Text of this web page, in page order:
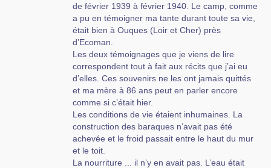
de février 1939 à février 1940. Le camp, comme
a pu en témoigner ma tante durant toute sa vie,
était bien à Ouques (Loir et Cher) près
d’Ecoman.
Les deux témoignages que je viens de lire
correspondent tout à fait aux récits que j’ai eu
d’elles. Ces souvenirs ne les ont jamais quittés
et ma mère à 86 ans peut en parler encore
comme si c’était hier.
Les conditions de vie étaient inhumaines. La
construction des baraques n’avait pas été
achevée et le froid passait entre le haut du mur
et le toit.
La nourriture ... il n’y en avait pas. L’eau était